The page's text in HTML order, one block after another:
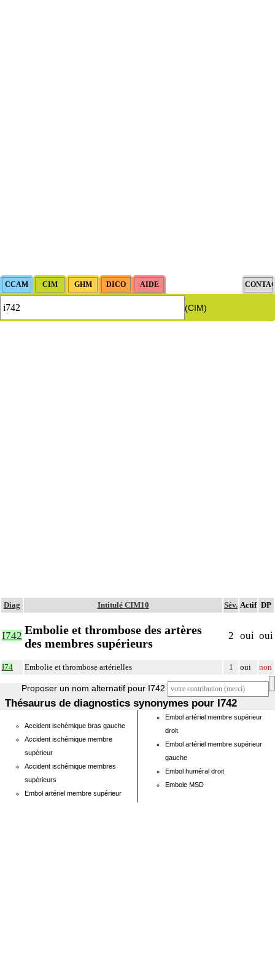
(CIM)
Diag Intitulé CIM10 Sév. Actif DP
I742 Embolie et thrombose des artères
des membres supérieurs
2 oui oui
I74 Embolie et thrombose artérielles 1 oui non
Proposer un nom alternatif pour I742
Thésaurus de diagnostics synonymes pour I742
Accident ischémique bras gauche
Accident ischémique membre
supérieur
Accident ischémique membres
supérieurs
Embol artériel membre supérieur
Embol artériel membre supérieur
droit
Embol artériel membre supérieur
gauche
Embol huméral droit
Embole MSD